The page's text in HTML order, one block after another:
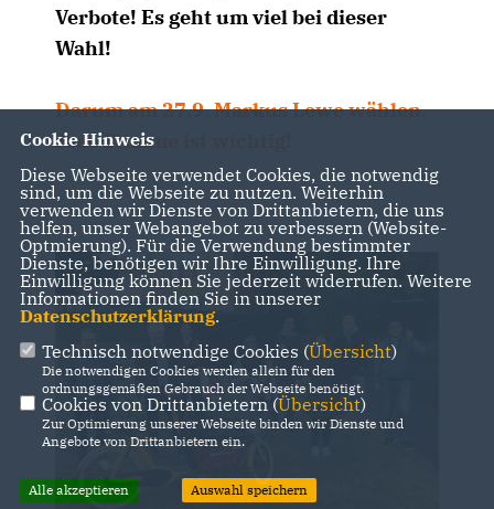
Verbote! Es geht um viel bei dieser
Wahl!
Darum am 27.9. Markus Lewe wählen.
Jede Stimme ist wichtig!
Cookie Hinweis
Diese Webseite verwendet Cookies, die notwendig
sind, um die Webseite zu nutzen. Weiterhin
verwenden wir Dienste von Drittanbietern, die uns
helfen, unser Webangebot zu verbessern (Website-
Optmierung). Für die Verwendung bestimmter
Dienste, benötigen wir Ihre Einwilligung. Ihre
Einwilligung können Sie jederzeit widerrufen. Weitere
Informationen finden Sie in unserer
Datenschutzerklärung.
Technisch notwendige Cookies (Übersicht)
Die notwendigen Cookies werden allein für den
ordnungsgemäßen Gebrauch der Webseite benötigt.
Cookies von Drittanbietern (Übersicht)
Zur Optimierung unserer Webseite binden wir Dienste und
Angebote von Drittanbietern ein.
Alle akzeptieren Auswahl speichern